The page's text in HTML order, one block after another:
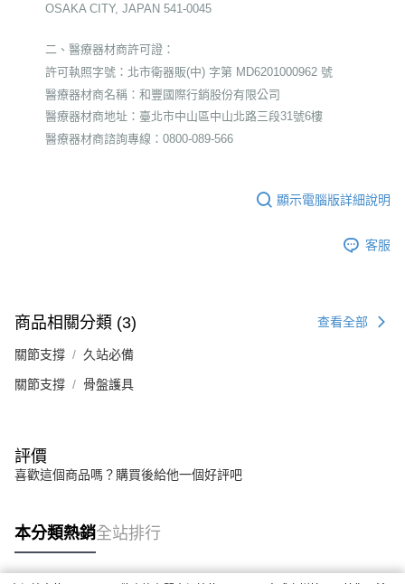
OSAKA CITY, JAPAN 541-0045
二、醫療器材商許可證：
許可執照字號：北市衛器販(中) 字第 MD6201000962 號
醫療器材商名稱：和豐國際行銷股份有限公司
醫療器材商地址：臺北市中山區中山北路三段31號6樓
醫療器材商諮詢專線：0800-089-566
顯示電腦版詳細說明
客服
商品相關分類 (3) 查看全部
關節支撐 久站必備
關節支撐 骨盤護具
評價
喜歡這個商品嗎？購買後給他一個好評吧
本分類熱銷全站排行